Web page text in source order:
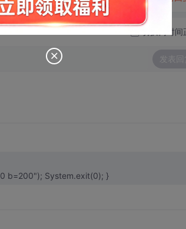
切换为时间
发表回
//方法1 public static void method(int a,int b) { System.out.print("a=100 b=200"); System.exit(0); }